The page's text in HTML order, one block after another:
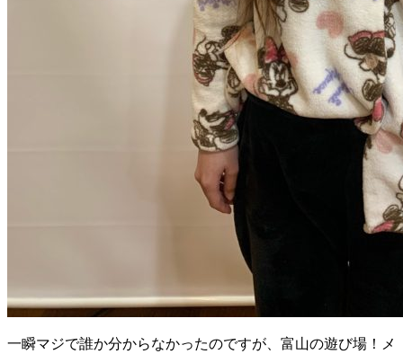
一瞬マジで誰か分からなかったのですが、富山の遊び場！メ